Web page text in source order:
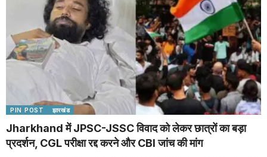
PIN POST झारखंड
Jharkhand में JPSC-JSSC विवाद को लेकर छात्रों का बड़ा
प्रदर्शन, CGL परीक्षा रद्द करने और CBI जांच की मांग